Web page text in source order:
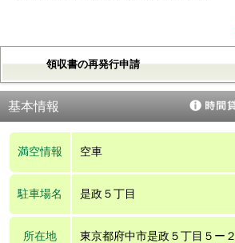
領収書の再発行申請
基本情報
満空情報 空車
駐車場名 是政５丁目
所在地 東京都府中市是政５丁目５ー２